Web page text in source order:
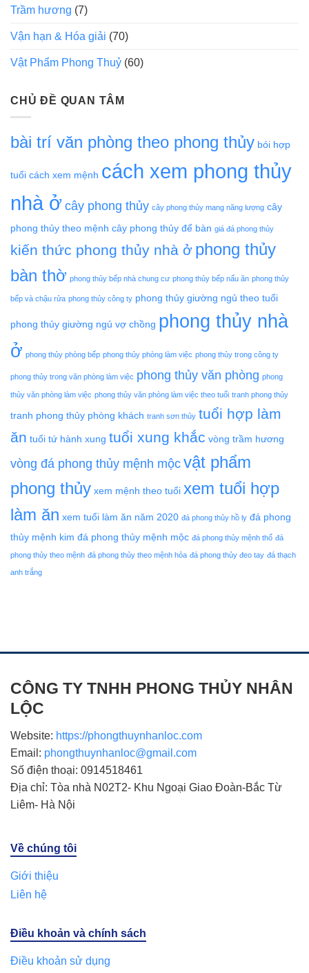
Trầm hương (7)
Vận hạn & Hóa giải (70)
Vật Phẩm Phong Thuỷ (60)
CHỦ ĐỀ QUAN TÂM
bài trí văn phòng theo phong thủy bói hợp
tuổi cách xem mệnh cách xem phong thủy
nhà ở cây phong thủy cây phong thủy mang năng lượng cây
phong thủy theo mệnh cây phong thủy để bàn giá đá phong thủy
kiến thức phong thủy nhà ở phong thủy
bàn thờ phong thủy bếp nhà chung cư phong thủy bếp nấu ăn phong thủy
bếp và chậu rửa phong thủy công ty phong thủy giường ngủ theo tuổi
phong thủy giường ngủ vợ chồng phong thủy nhà
ở phong thủy phòng bếp phong thủy phòng làm việc phong thủy trong công ty
phong thủy trong văn phòng làm việc phong thủy văn phòng phong
thủy văn phòng làm việc phong thủy văn phòng làm việc theo tuổi tranh phong thủy
tranh phong thủy phòng khách tranh sơn thủy tuổi hợp làm
ăn tuổi tứ hành xung tuổi xung khắc vòng trầm hương
vòng đá phong thủy mệnh mộc vật phẩm
phong thủy xem mệnh theo tuổi xem tuổi hợp
làm ăn xem tuổi làm ăn năm 2020 đá phong thủy hồ ly đá phong
thủy mệnh kim đá phong thủy mệnh mộc đá phong thủy mệnh thổ đá
phong thủy theo mệnh đá phong thủy theo mệnh hỏa đá phong thủy đeo tay đá thạch
anh trắng
CÔNG TY TNHH PHONG THỦY NHÂN
LỘC
Website: https://phongthuynhanloc.com
Email: phongthuynhanloc@gmail.com
Số điện thoại: 0914518461
Địa chỉ: Tòa nhà N02T2- Khu Ngoại Giao Đoàn-Bắc Từ
Liêm- Hà Nội
Về chúng tôi
Giới thiệu
Liên hệ
Điều khoản và chính sách
Điều khoản sử dụng